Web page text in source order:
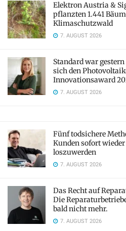
Elektron Austria &
pflanzten 1.441
Klimaschutzwald
7. AUGUST 2026
Standard war
sich den
Innovationsaward
7. AUGUST 2026
Fünf todsichere
Kunden sofort wieder
loszuwerden
7. AUGUST 2026
Das Recht auf
Die
bald nicht mehr.
7. AUGUST 2026